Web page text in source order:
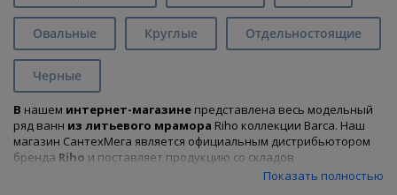
Овальные Круглые Отдельностоящие
Черные
В нашем интернет-магазине представлена весь модельный
ряд ванн из литьевого мрамора Riho коллекции Barca. Наш
магазин СантехМега является официальным дистрибьютором
бренда Riho и поставляет продукцию со складов
производителя. У нас Вы найдете весь размерный ряд
Показать полностью